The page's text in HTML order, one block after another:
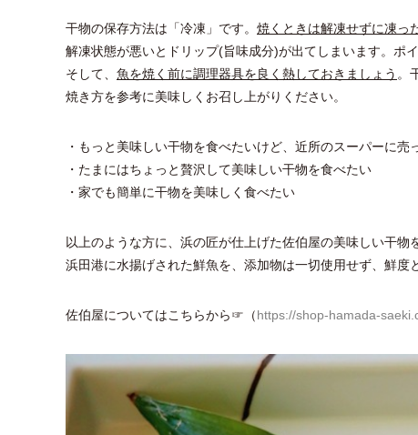
干物の保存方法は「冷凍」です。 焼くときは解凍せずに凍っ
解凍状態が悪いとドリップ(旨味成分)が出てしまいます。ポ
そして、 魚を焼く前に調理器具を良く熱しておきましょう 。
焼き方を参考に美味しくお召し上がりください。
・もっと美味しい干物を食べたいけど、 近所のスーパーに売
・たまにはちょっと贅沢して美味しい干物を食べたい
・家でも簡単に干物を美味しく食べたい
以上のような方に、浜の匠が仕上げた佐伯屋の美味しい干物
浜田港に水揚げされた鮮魚を、添加物は⼀切使⽤せず、 鮮度
佐伯屋についてはこちらから☞（https://shop-hamada-